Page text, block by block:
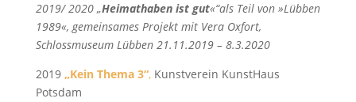
2019/ 2020 „Heimathaben ist gut«“als Teil von »Lübben
1989«, gemeinsames Projekt mit Vera Oxfort,
Schlossmuseum Lübben 21.11.2019 – 8.3.2020
2019 „Kein Thema 3“,Kunstverein KunstHaus
Potsdam